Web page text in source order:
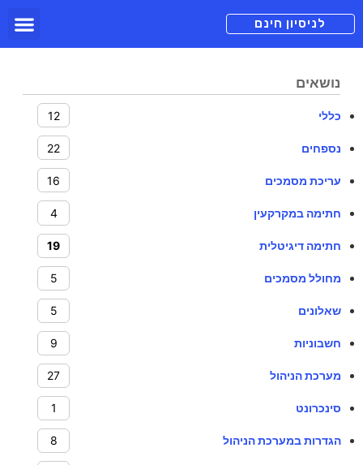
לניסיון חינם
נושאים
כללי 12
נספחים 22
עריכת מסמכים 16
חתימה במקרקעין 4
חתימה דיגיטלית 19
מחולל מסמכים 5
שאלונים 5
חשבוניות 9
מערכת הניהול 27
סינכרונט 1
הגדרות במערכת הניהול 8